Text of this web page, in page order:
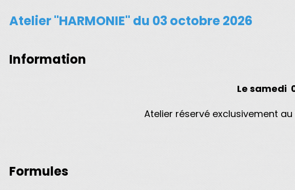
Atelier "HARMONIE" du 03 octobre 2026
Information
Le samedi
Atelier réservé exclusivement
Formules